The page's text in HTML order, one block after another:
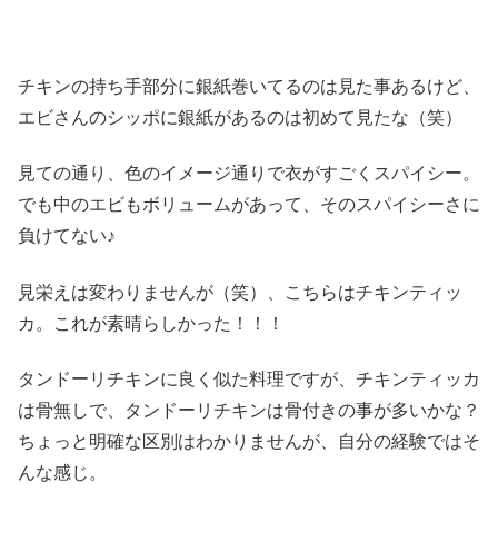
チキンの持ち手部分に銀紙巻いてるのは見た事あるけど、
エビさんのシッポに銀紙があるのは初めて見たな（笑）
見ての通り、色のイメージ通りで衣がすごくスパイシー。
でも中のエビもボリュームがあって、そのスパイシーさに
負けてない♪
見栄えは変わりませんが（笑）、こちらはチキンティッ
カ。これが素晴らしかった！！！
タンドーリチキンに良く似た料理ですが、チキンティッカ
は骨無しで、タンドーリチキンは骨付きの事が多いかな？
ちょっと明確な区別はわかりませんが、自分の経験ではそ
んな感じ。